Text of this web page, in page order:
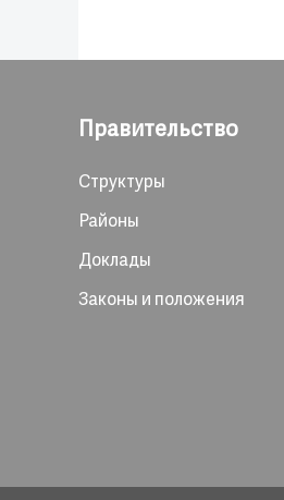
Правительство
Структуры
Районы
Доклады
Законы и положения